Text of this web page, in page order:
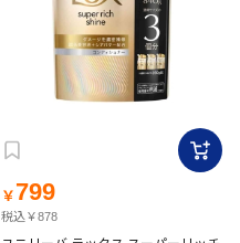
￥ 799
税込￥878